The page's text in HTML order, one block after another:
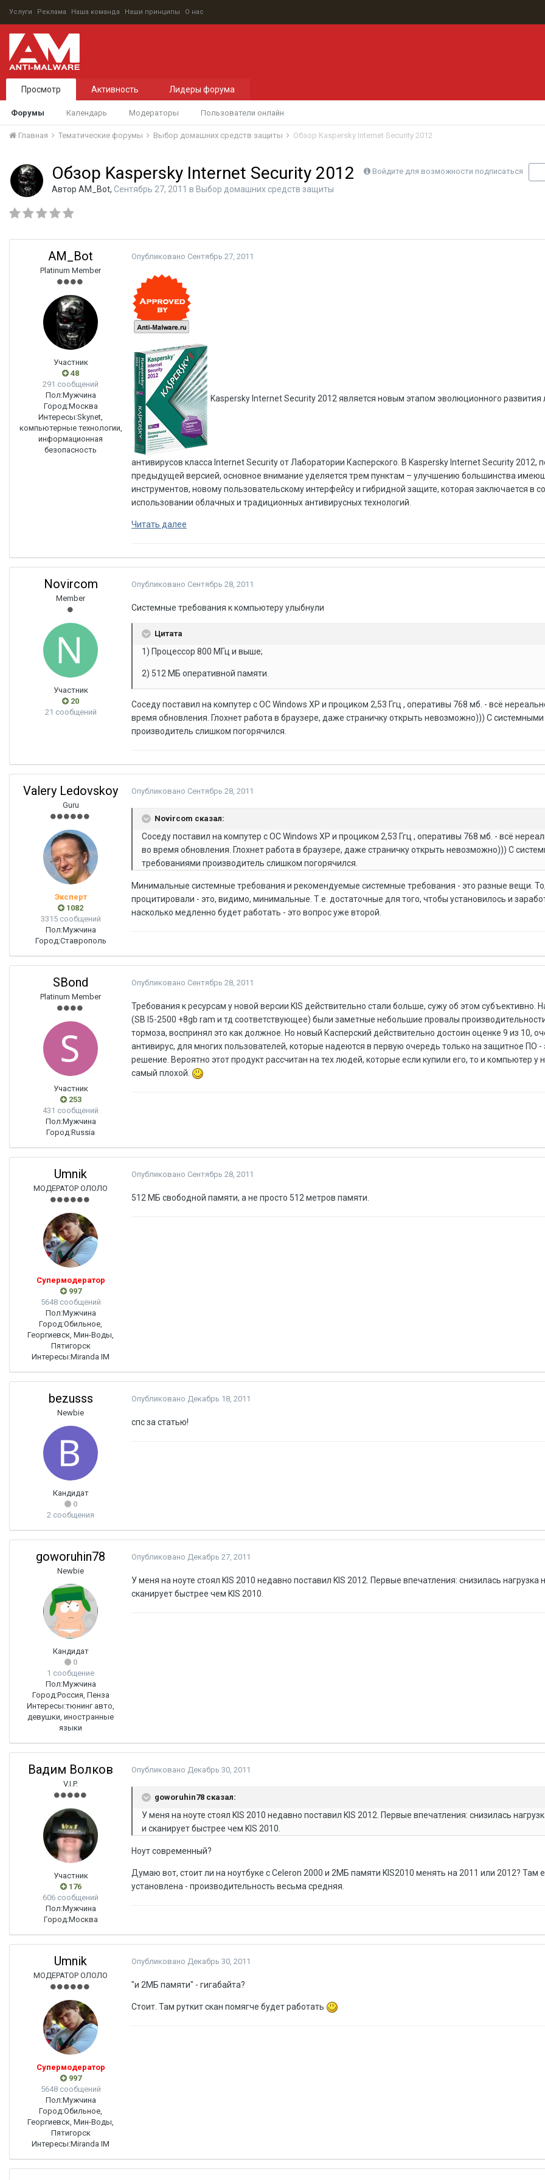
Услуги Реклама Наша команда Наши принципы О нас
Просмотр
Форумы Календарь Модераторы Пользователи онлайн
Активность Лидеры форума
Главная Тематические форумы Выбор домашних средств защиты Обзор Kaspersky Internet Security 2012
Войдите для возможности подписаться
Обзор Kaspersky Internet Security 2012
Автор AM_Bot, Сентябрь 27, 2011 в Выбор домашних средств защиты
AM_Bot
Platinum Member
Участник
48
291 сообщений
Пол:Мужчина
Город:Москва
Интересы:Skynet,
компьютерные технологии,
информационная
безопасность
Опубликовано Сентябрь 27, 2011
Kaspersky Internet Security 2012 является новым этапом эволюционного развития
антивирусов класса Internet Security от Лаборатории Касперского. В Kaspersky Internet Security 2012,
предыдущей версией, основное внимание уделяется трем пунктам – улучшению большинства
инструментов, новому пользовательскому интерфейсу и гибридной защите, которая заключается в
использовании облачных и традиционных антивирусных технологий.
Читать далее
Novircom
Member
Участник
20
21 сообщений
Опубликовано Сентябрь 28, 2011
Системные требования к компьютеру улыбнули
Цитата
1) Процессор 800 МГц и выше;
2) 512 МБ оперативной памяти.
Соседу поставил на компутер с ОС Windows XP и проциком 2,53 Ггц , оперативы 768 мб. - всё
время обновления. Глохнет работа в браузере, даже страничку открыть невозможно))) С
производитель слишком погорячился.
Valery Ledovskoy
Guru
Эксперт
1082
3315 сообщений
Пол:Мужчина
Город:Ставрополь
Опубликовано Сентябрь 28, 2011
Novircom сказал:
Соседу поставил на компутер с ОС Windows XP и проциком 2,53 Ггц , оперативы 768 мб. - всё
во время обновления. Глохнет работа в браузере, даже страничку открыть невозможно))) С
требованиями производитель слишком погорячился.
Минимальные системные требования и рекомендуемые системные требования - это разные вещи.
процитировали - это, видимо, минимальные. Т.е. достаточные для того, чтобы установилось и
насколько медленно будет работать - это вопрос уже второй.
SBond
Platinum Member
Участник
253
431 сообщений
Пол:Мужчина
Город:Russia
Опубликовано Сентябрь 28, 2011
Требования к ресурсам у новой версии KIS действительно стали больше, сужу об этом субъективно.
(SB I5-2500 +8gb ram и тд соответствующее) были заметные небольшие провалы
тормоза, воспринял это как должное. Но новый Касперский действительно достоин оценке 9 из 10,
антивирус, для многих пользователей, которые надеются в первую очередь только на защитное ПО -
решение. Вероятно этот продукт рассчитан на тех людей, которые если купили его, то и компьютер у
самый плохой.
Umnik
МОДЕРАТОР ОЛОЛО
Супермодератор
997
5648 сообщений
Пол:Мужчина
Город:Обильное,
Георгиевск, Мин-Воды,
Пятигорск
Интересы:Miranda IM
Опубликовано Сентябрь 28, 2011
512 МБ свободной памяти, а не просто 512 метров памяти.
bezusss
Newbie
Кандидат
0
2 сообщения
Опубликовано Декабрь 18, 2011
спс за статью!
goworuhin78
Newbie
Кандидат
0
1 сообщение
Пол:Мужчина
Город:Россия, Пенза
Интересы:тюнинг авто,
девушки, иностранные
языки
Опубликовано Декабрь 27, 2011
У меня на ноуте стоял KIS 2010 недавно поставил KIS 2012. Первые впечатления: снизилась нагрузка
сканирует быстрее чем KIS 2010.
Вадим Волков
V.I.P.
Участник
176
606 сообщений
Пол:Мужчина
Город:Москва
Опубликовано Декабрь 30, 2011
goworuhin78 сказал:
У меня на ноуте стоял KIS 2010 недавно поставил KIS 2012. Первые впечатления: снизилась
и сканирует быстрее чем KIS 2010.
Ноут современный?
Думаю вот, стоит ли на ноутбуке с Celeron 2000 и 2МБ памяти KIS2010 менять на 2011 или 2012? Там
установлена - производительность весьма средняя.
Umnik
МОДЕРАТОР ОЛОЛО
Супермодератор
997
5648 сообщений
Пол:Мужчина
Город:Обильное,
Георгиевск, Мин-Воды,
Пятигорск
Интересы:Miranda IM
Опубликовано Декабрь 30, 2011
"и 2МБ памяти" - гигабайта?
Стоит. Там руткит скан помягче будет работать